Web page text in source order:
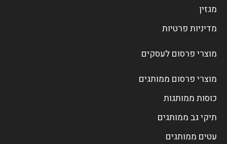
מגזין
מדיניות פרטיות
מוצרי פרסום לעסקים
מוצרי פרסום ממותגים
כוסות ממותגות
תיקי גב ממותגים
עטים ממותגים